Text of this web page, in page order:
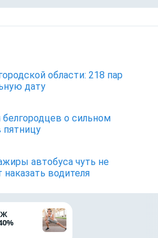
области: 218 пар
дату
о сильном
пятницу
автобуса чуть не
водителя